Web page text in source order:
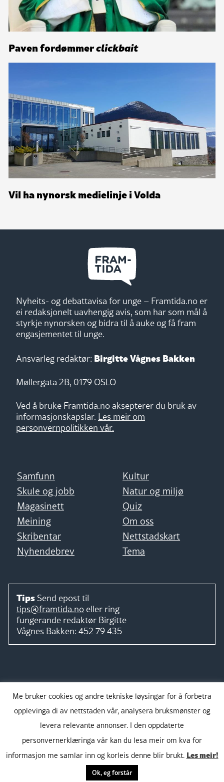
Paven fordømmerclickbait
Vil ha nynorsk medielinje i Volda
Nyheits- og debattavisa for unge – Framtida.no er
ei redaksjonelt uavhengig avis, som har som mål å
styrkje nynorsken og bidra til å auke og få fram
engasjementet til unge.
Ansvarleg redaktør: Birgitte Vågnes Bakken
Møllergata 2B, 0179 OSLO
Ved å bruke Framtida.no aksepterer du bruk av
informasjonskapslar. Les meir om
personvernpolitikken vår.
Samfunn
Kultur
Skule og jobb
Natur og miljø
Magasinett
Quiz
Meining
Om oss
Skribentar
Nettstadskart
Nyhendebrev
Tema
Tips Send epost til
tips@framtida.no eller ring
fungerande redaktør Birgitte
Vågnes Bakken: 452 79 435
Takk for støtta:
Me bruker cookies og andre tekniske løysingar for å forbetra
opplevinga di av nettstaden vår, analysera bruksmønster og
levera relevante annonser. I den oppdaterte
personvernerklæringa vår kan du lesa meir om kva for
informasjon me samlar inn og korleis denne blir brukt. Les meir!
Ok, eg forstår